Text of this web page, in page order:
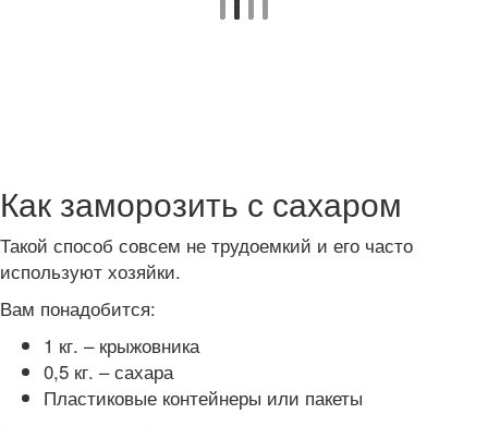
Как заморозить с сахаром
Такой способ совсем не трудоемкий и его часто
используют хозяйки.
Вам понадобится:
1 кг. – крыжовника
0,5 кг. – сахара
Пластиковые контейнеры или пакеты